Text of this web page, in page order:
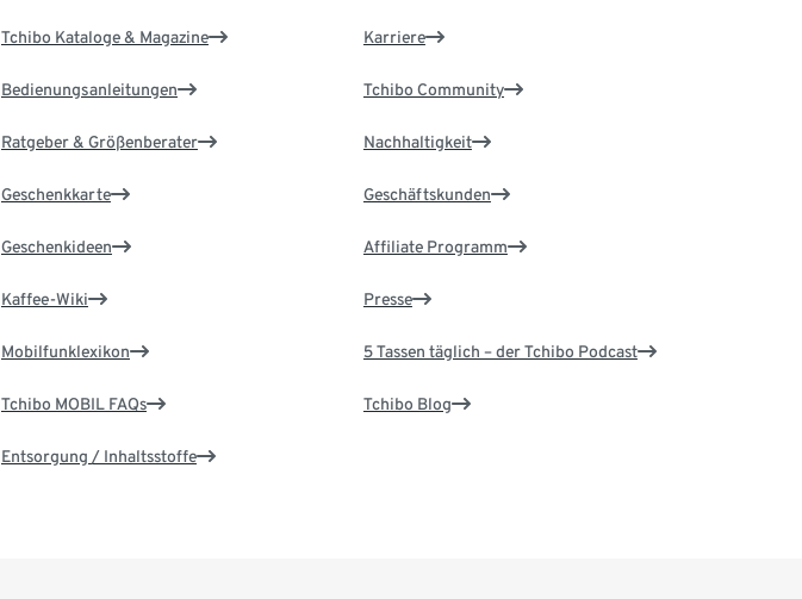
Tchibo Kataloge & Magazine
Bedienungsanleitungen
Ratgeber & Größenberater
Geschenkkarte
Geschenkideen
Kaffee-Wiki
Mobilfunklexikon
Tchibo MOBIL FAQs
Entsorgung / Inhaltsstoffe
Karriere
Tchibo Community
Nachhaltigkeit
Geschäftskunden
Affiliate Programm
Presse
5 Tassen täglich – der Tchibo Podcast
Tchibo Blog